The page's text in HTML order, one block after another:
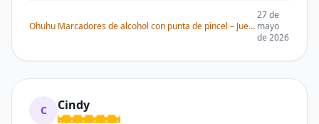
Ohuhu Marcadores de alcohol con punta de pincel – Juego de marcadores artísticos de doble punta con certificación AP para artistas adultos
27 de
mayo
de 2026
C Cindy